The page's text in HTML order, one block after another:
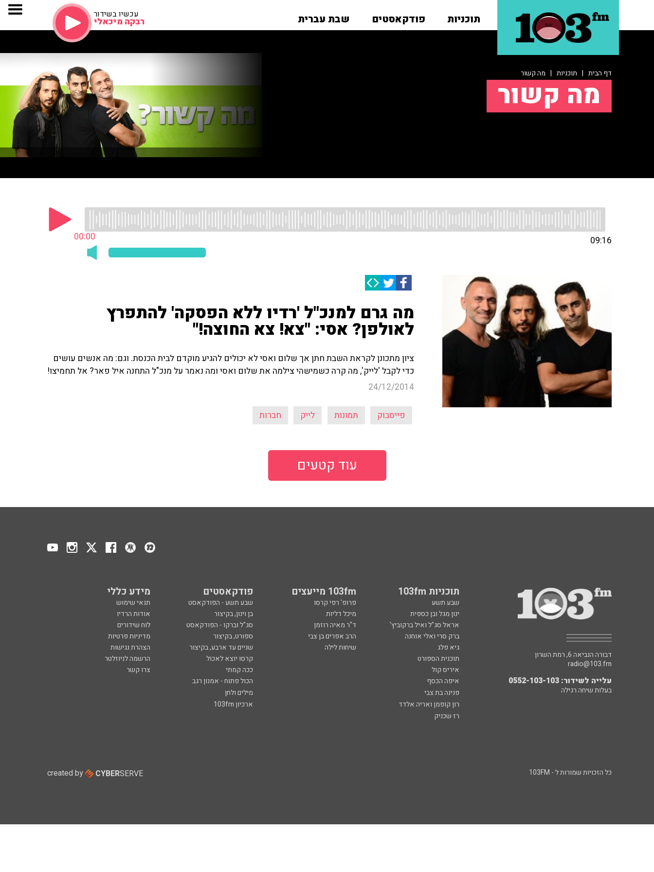
תוכניות פודקאסטים שבת עברית עכשיו בשידור
רבקה מיכאלי
דף הבית | תוכניות | מה קשור
מה קשור
00:00 09:16
מה גרם למנכ"ל 'רדיו ללא הפסקה' להתפרץ
לאולפן? אסי: "צא! צא החוצה!"
ציון מתכונן לקראת השבת חתן אך שלום ואסי לא יכולים להגיע מוקדם לבית הכנסת. וגם: מה אנשים עושים
כדי לקבל 'לייק', מה קרה כשמישהי צילמה את שלום ואסי ומה נאמר על מנכ"ל התחנה איל פאר? אל תחמיצו!
24/12/2014
פייסבוק תמונות לייק חברות
עוד קטעים
תוכניות 103fm 103fm מייעצים פודקאסטים מידע כללי
שבע תשע פרופ' רפי קרסו שבע תשע - הפודקאסט
תנאי שימוש
ינון מגל ובן כספית
מיכל דליות בן וינון, בקיצור
אודות הרדיו
אראל סג"ל ואיל ברקוביץ'
ד"ר מאיה רוזמן סג"ל וברקו - הפודקאסט
לוח שידורים
ברק סרי ואלי אוחנה
הרב אפרים בן צבי ספורט, בקיצור
מדיניות פרטיות
גיא פלג
שיחות לילה שניים עד ארבע, בקיצור
הצהרת נגישות
תוכנית הספורט
קרסו יוצא לאכול
הרשמה לניוזלטר
איריס קול
ככה קמתי
צרו קשר
איפה הכסף
הכול פתוח - אמנון רגב
פנינה בת צבי
מילים ולחן
רון קופמן ואריה אלדד
ארכיון 103fm
רז שכניק
דבורה הנביאה 6, רמת השרון
radio@103.fm
עלייה לשידור: 0552-103-103
בעלות שיחה רגילה
כל הזכויות שמורות ל - 103FM created by CYBERSERVE